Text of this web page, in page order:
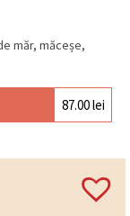
măr, măceșe,
87.00lei